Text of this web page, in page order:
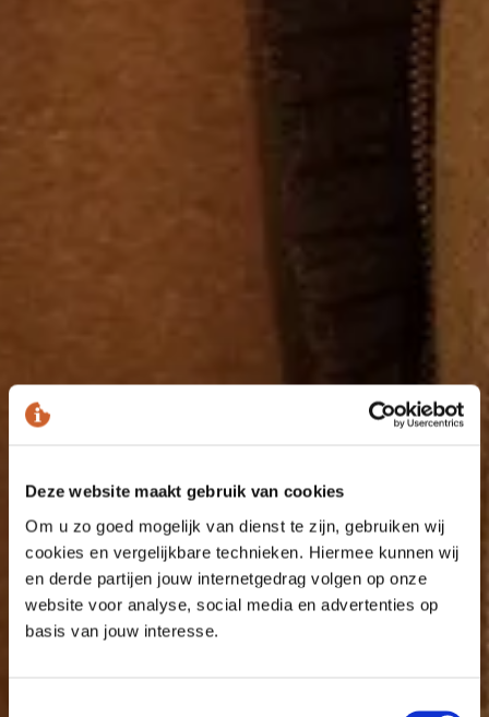
Deze website maakt gebruik van cookies
Om u zo goed mogelijk van dienst te zijn, gebruiken wij
cookies en vergelijkbare technieken. Hiermee kunnen wij
en derde partijen jouw internetgedrag volgen op onze
website voor analyse, social media en advertenties op
basis van jouw interesse.